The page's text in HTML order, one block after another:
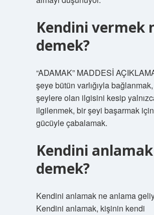
Kendini vermek
demek?
“ADAMAK” MADDESİ
şeye bütün varlığıyla
şeylere olan ilgisini kesip
ilgilenmek, bir şeyi başarmak
gücüyle çabalamak.
Kendini
demek?
Kendini anlamak ne anlama
Kendini anlamak, kişinin kendi